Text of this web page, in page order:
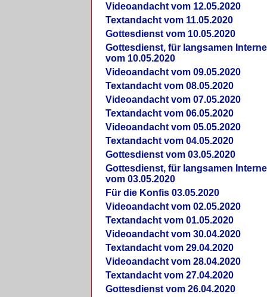
Videoandacht vom 12.05.2020
Textandacht vom 11.05.2020
Gottesdienst vom 10.05.2020
Gottesdienst, für langsamen
vom 10.05.2020
Videoandacht vom 09.05.2020
Textandacht vom 08.05.2020
Videoandacht vom 07.05.2020
Textandacht vom 06.05.2020
Videoandacht vom 05.05.2020
Textandacht vom 04.05.2020
Gottesdienst vom 03.05.2020
Gottesdienst, für langsamen
vom 03.05.2020
Für die Konfis 03.05.2020
Videoandacht vom 02.05.2020
Textandacht vom 01.05.2020
Videoandacht vom 30.04.2020
Textandacht vom 29.04.2020
Videoandacht vom 28.04.2020
Textandacht vom 27.04.2020
Gottesdienst vom 26.04.2020